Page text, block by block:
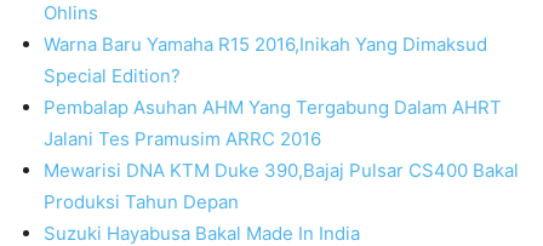
Ohlins
Warna Baru Yamaha R15 2016,Inikah Yang Dimaksud
Special Edition?
Pembalap Asuhan AHM Yang Tergabung Dalam AHRT
Jalani Tes Pramusim ARRC 2016
Mewarisi DNA KTM Duke 390,Bajaj Pulsar CS400 Bakal
Produksi Tahun Depan
Suzuki Hayabusa Bakal Made In India